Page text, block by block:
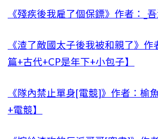
《殘疾後我雇了個保鏢》作者：_
《渣了敵國太子後我被和親了》
篇+古代+CP是年下+小包子】
《隊內禁止單身[電競]》作者：榆
+電競】